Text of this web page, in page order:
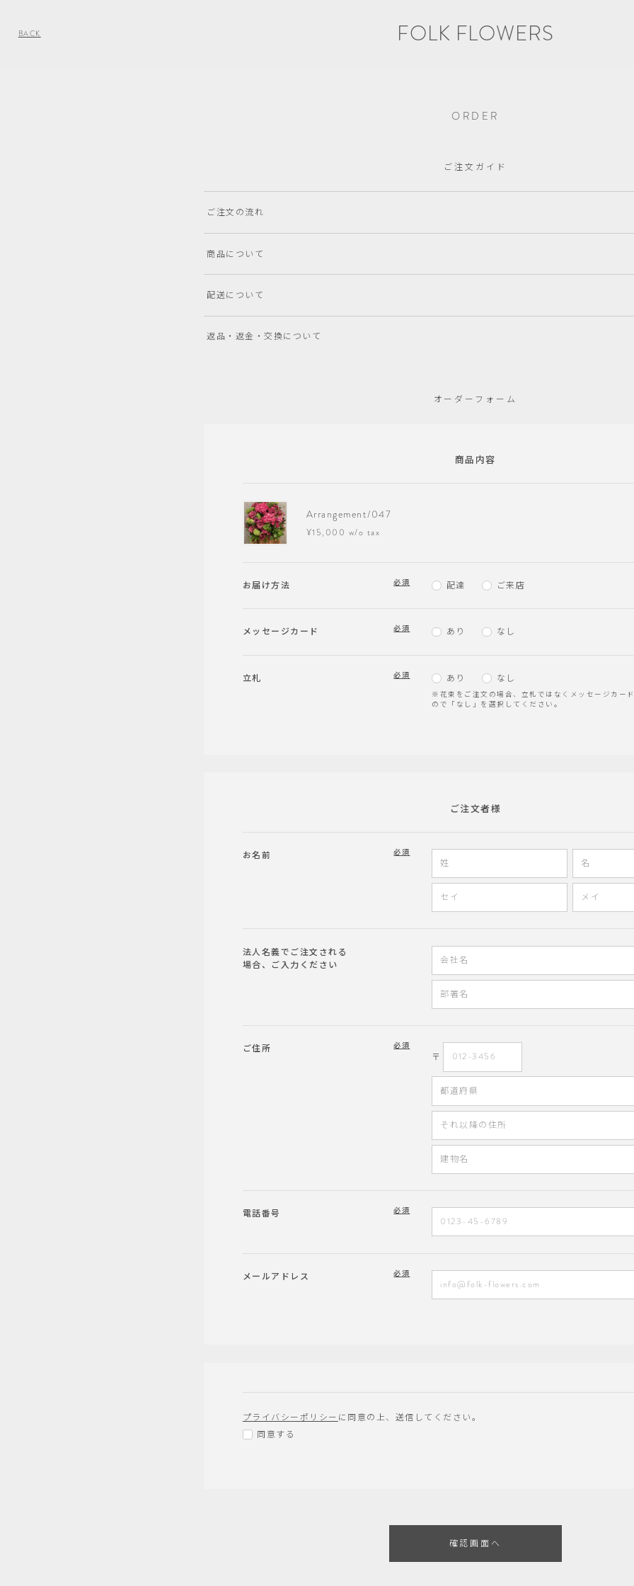
FOLK FLOWERS
BACK
ORDER
ご注文ガイド
ご注文の流れ
商品について
配送について
返品・返金・交換について
オーダーフォーム
商品内容
Arrangement/047
¥15,000 w/o tax
お届け方法 必須 配達 ご来店
メッセージカード 必須 あり なし
立札 必須 あり なし
※花束をご注文の場合、立札ではなくメッセージカー
ので「なし」を選択してください。
ご注文者様
お名前 必須
法人名義でご注文される
場合、ご入力ください
ご住所 必須
〒
電話番号 必須
メールアドレス 必須
プライバシーポリシー に同意の上、送信してください。
同意する